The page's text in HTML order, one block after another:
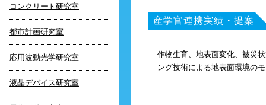
コンクリート研究室
都市計画研究室
応用波動光学研究室
液晶デバイス研究室
産学官連携実績・提案
作物生育、地表面変化、被災
ング技術による地表面環境の